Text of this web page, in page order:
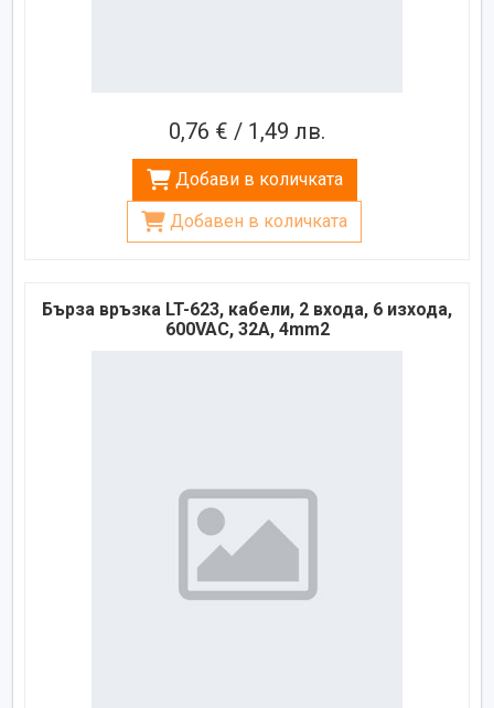
0,76 € / 1,49 лв.
Добави в количката
Добавен в количката
Бърза връзка LT-623, кабели, 2 входа, 6 изхода,
600VAC, 32A, 4mm2